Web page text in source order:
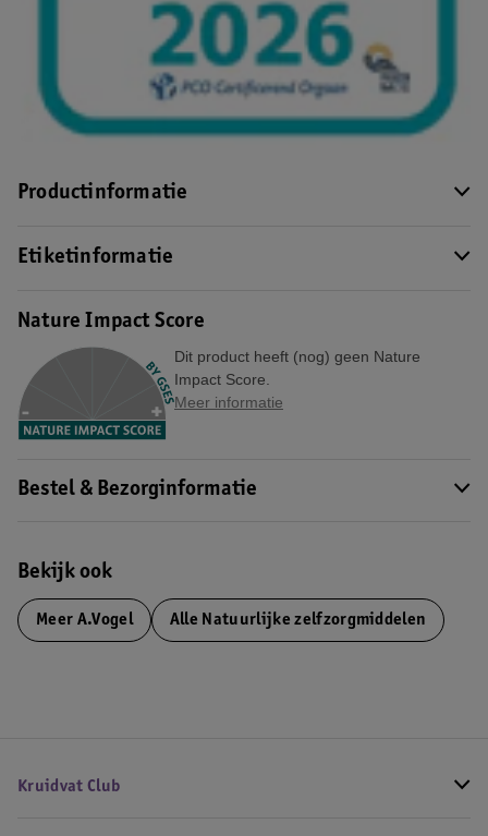
Productinformatie
Etiketinformatie
Nature Impact Score
Dit product heeft (nog) geen Nature
Impact Score.
Meer informatie
Bestel & Bezorginformatie
Bekijk ook
Meer A.Vogel Alle Natuurlijke zelfzorgmiddelen
Kruidvat Club